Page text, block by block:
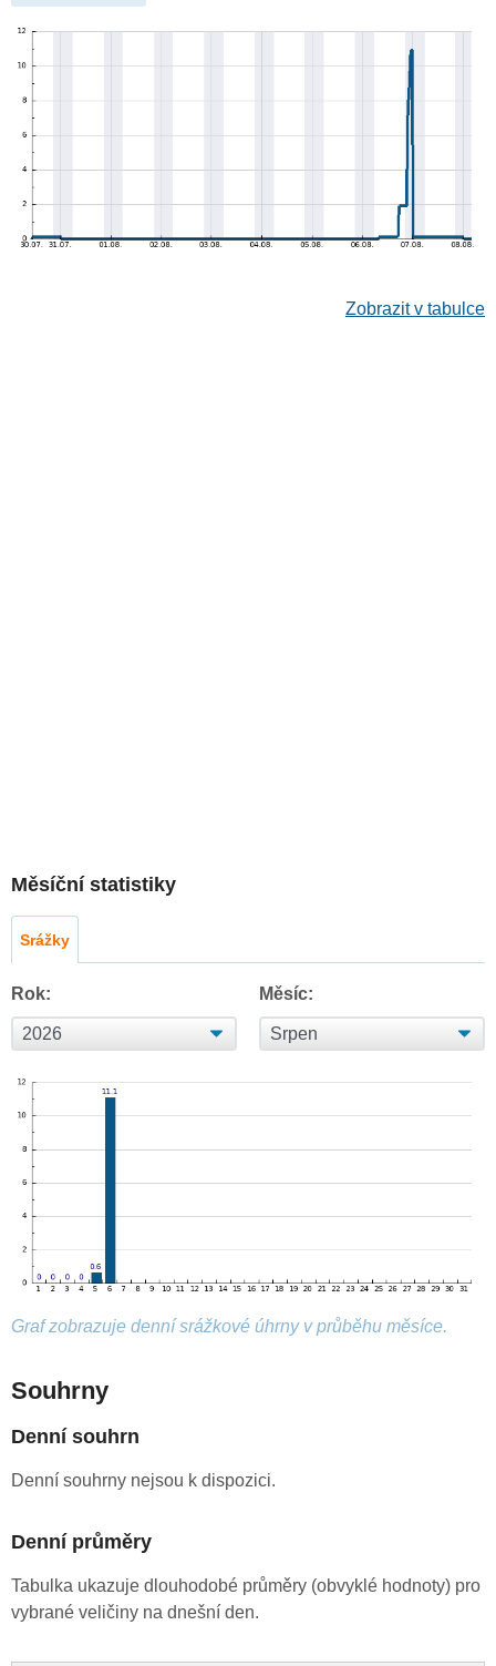
Zobrazit v tabulce
Měsíční statistiky
Srážky
Rok: Měsíc:
Graf zobrazuje denní srážkové úhrny v průběhu měsíce.
Souhrny
Denní souhrn
Denní souhrny nejsou k dispozici.
Denní průměry
Tabulka ukazuje dlouhodobé průměry (obvyklé hodnoty) pro
vybrané veličiny na dnešní den.